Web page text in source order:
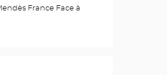
France Face à